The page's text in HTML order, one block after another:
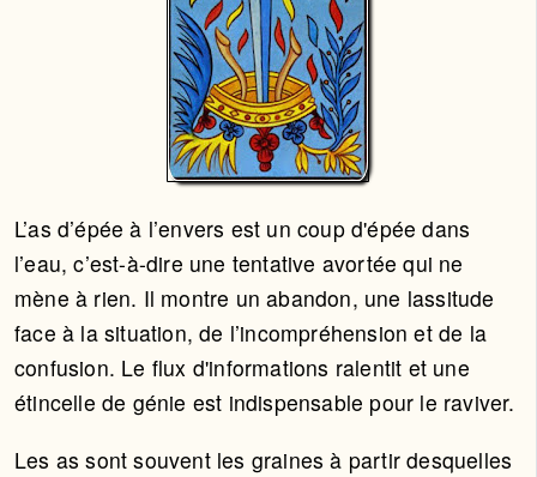
L’as d’épée à l’envers est un coup d'épée dans
l’eau, c’est-à-dire une tentative avortée qui ne
mène à rien. Il montre un abandon, une lassitude
face à la situation, de l’incompréhension et de la
confusion. Le flux d'informations ralentit et une
étincelle de génie est indispensable pour le raviver.
Les as sont souvent les graines à partir desquelles